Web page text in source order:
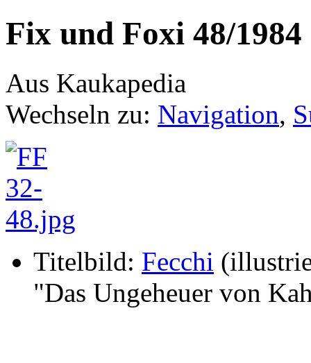
Fix und Foxi 48/1984
Aus Kaukapedia
Wechseln zu: Navigation,
Titelbild: Fecchi
"Das Ungeheuer von